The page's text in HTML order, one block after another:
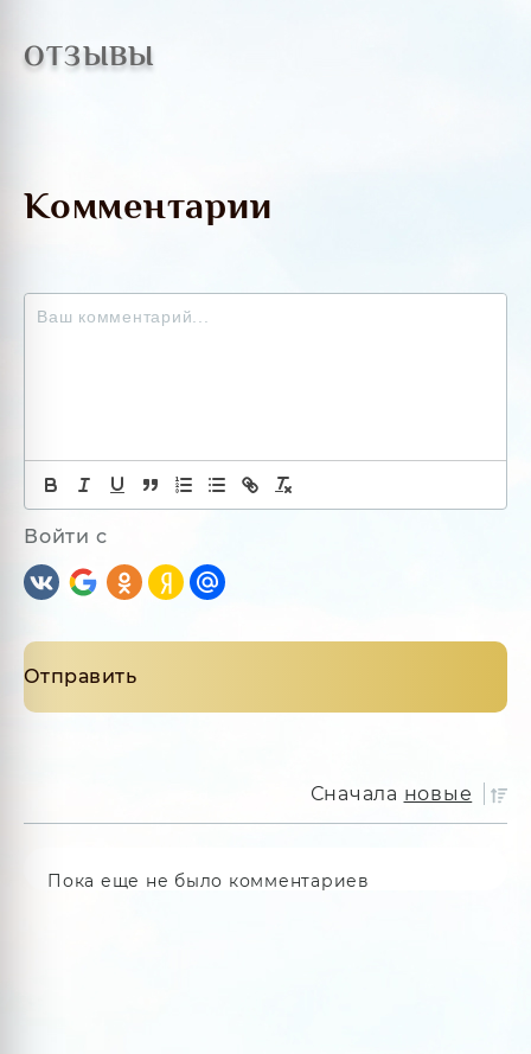
ОТЗЫВЫ
Комментарии
Войти с
Сначала новые
Пока еще не было комментариев